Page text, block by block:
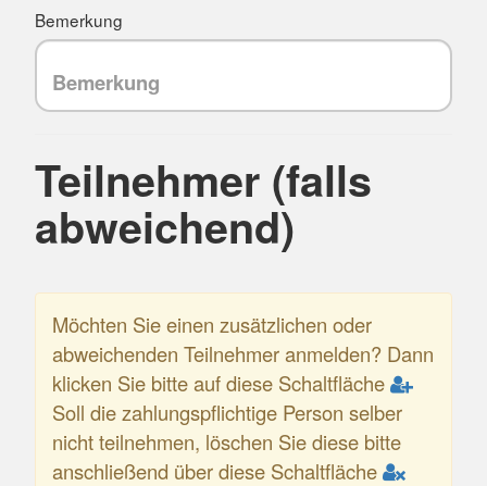
Bemerkung
Teilnehmer (falls
abweichend)
Möchten Sie einen zusätzlichen oder
abweichenden Teilnehmer anmelden? Dann
klicken Sie bitte auf diese Schaltfläche
Soll die zahlungspflichtige Person selber
nicht teilnehmen, löschen Sie diese bitte
anschließend über diese Schaltfläche